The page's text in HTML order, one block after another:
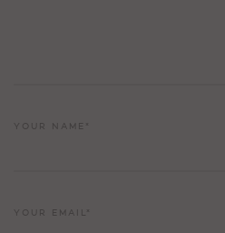
YOUR NAME*
YOUR EMAIL*